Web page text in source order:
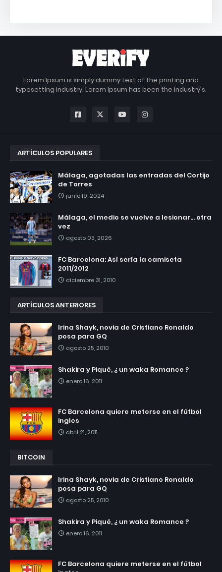
Lorem Ipsum is simply dummy text of the printing and
typesetting industry. Lorem Ipsum has been the industry's.
ARTÍCULOS POPULARES
Málaga, agotadas las entradas del Cortijo
de Torres
junio 19, 2024
Málaga, el medio se vuelve a lesionar... otra
vez
agosto 03, 2026
FC Barcelona: Así sería la camiseta
2011/2012
diciembre 31, 2010
ARTÍCULOS ANTERIORES
Irina Shayk, novia de Cristiano Ronaldo
posa para GQ
agosto 25, 2010
Shakira y Piqué, ¿ un waka Romance ?
enero 16, 2011
FC Barcelona quiere meterse en el fútbol
ingles
abril 21, 2011
BITCOIN
Irina Shayk, novia de Cristiano Ronaldo
posa para GQ
agosto 25, 2010
Shakira y Piqué, ¿ un waka Romance ?
enero 16, 2011
FC Barcelona quiere meterse en el fútbol